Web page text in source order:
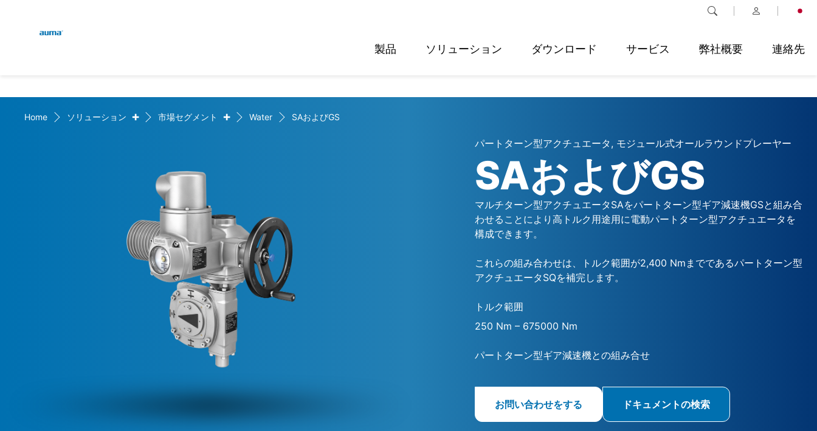
製品 ソリューション ダウンロード サービス 弊社概要 連絡先
ヨーロッパ
アジア・太平洋地域
Deutsch
Home ソリューション + 市場セグメント + Water SAおよびGS
パートターン型アクチュエータ, モジュール式オールラウンドプレーヤー
SAおよびGS
マルチターン型アクチュエータSAをパートターン型ギア減速機GSと組み合
わせることにより高トルク用途用に電動パートターン型アクチュエータを
構成できます。
これらの組み合わせは、トルク範囲が2,400 Nmまでであるパートターン型
アクチュエータSQを補完します。
トルク範囲
250 Nm – 675000 Nm
パートターン型ギア減速機との組み合せ
お問い合わせをする ドキュメントの検索